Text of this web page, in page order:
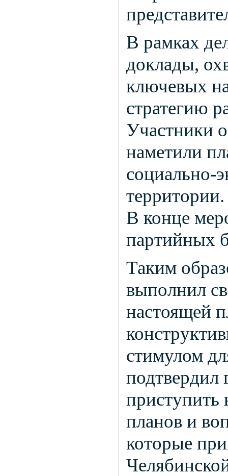
В рамках
доклады,
ключевых
стратегию
Участники
наметили
социально-
территории.
В конце
партийных
Таким
выполнил
настоящей
стимулом
подтвердил
планов и
которые